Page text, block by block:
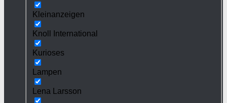
Kleinanzeigen
Knoll International
Kurioses
Lampen
Lena Larsson